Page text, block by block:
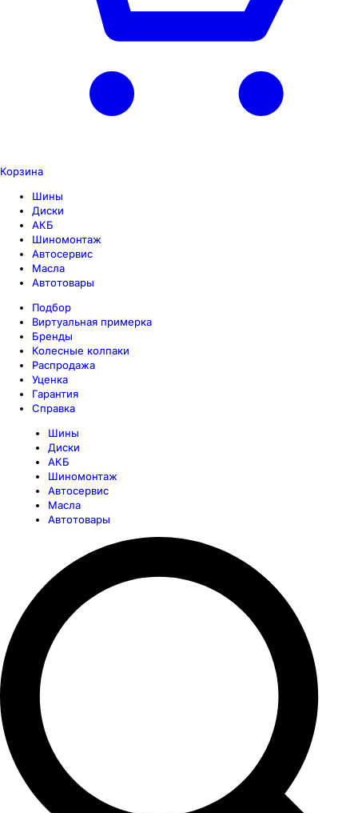
Корзина
Шины
Диски
АКБ
Шиномонтаж
Автосервис
Масла
Автотовары
Подбор
Виртуальная примерка
Бренды
Колесные колпаки
Распродажа
Уценка
Гарантия
Справка
Шины
Диски
АКБ
Шиномонтаж
Автосервис
Масла
Автотовары